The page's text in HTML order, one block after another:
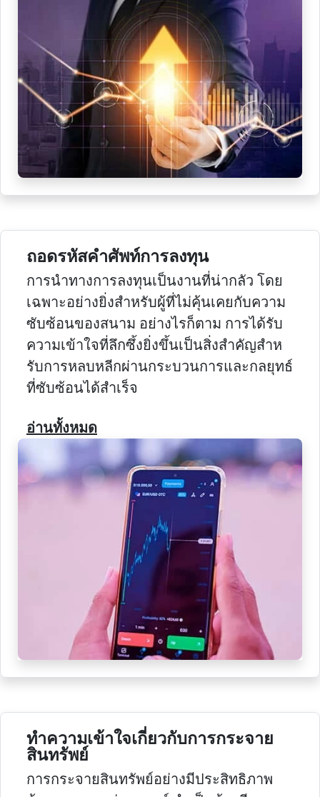
ถอดรหัสคําศัพท์การลงทุน
การนําทางการลงทุนเป็นงานที่น่ากลัว โดย
เฉพาะอย่างยิ่งสําหรับผู้ที่ไม่คุ้นเคยกับความ
ซับซ้อนของสนาม อย่างไรก็ตาม การได้รับ
ความเข้าใจที่ลึกซึ้งยิ่งขึ้นเป็นสิ่งสําคัญสําห
รับการหลบหลีกผ่านกระบวนการและกลยุทธ์
ที่ซับซ้อนได้สําเร็จ
อ่านทั้งหมด
ทําความเข้าใจเกี่ยวกับการกระจาย
สินทรัพย์
การกระจายสินทรัพย์อย่างมีประสิทธิภาพ